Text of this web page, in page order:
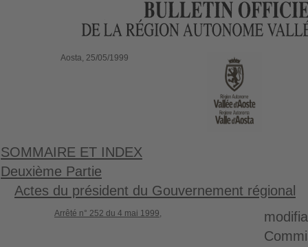
Aosta, 25/05/1999
SOMMAIRE ET INDEX
Deuxième Partie
Actes du président du Gouvernement régional
Arrêté n° 252 du 4 mai 1999,